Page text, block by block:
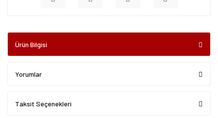
Ürün Bilgisi
Yorumlar
Taksit Seçenekleri